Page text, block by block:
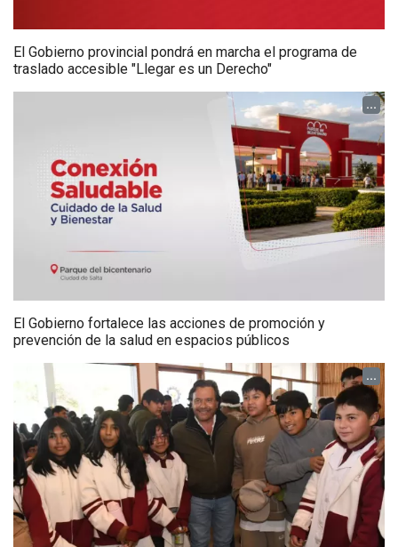
El Gobierno provincial pondrá en marcha el programa de
traslado accesible "Llegar es un Derecho"
...
El Gobierno fortalece las acciones de promoción y
prevención de la salud en espacios públicos
...